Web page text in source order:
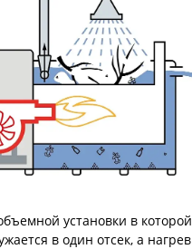
установки в которой
в один отсек, а нагрев